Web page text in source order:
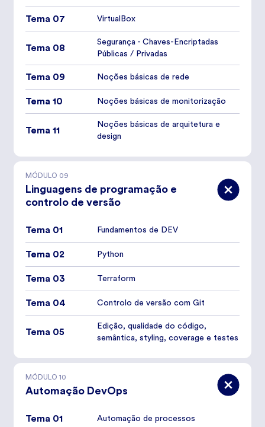
Tema 07 VirtualBox
Tema 08
Segurança - Chaves-Encriptadas
Públicas / Privadas
Tema 09 Noções básicas de rede
Tema 10 Noções básicas de monitorização
Tema 11
Noções básicas de arquitetura e
design
MÓDULO 09
Linguagens de programação e
controlo de versão
Tema 01 Fundamentos de DEV
Tema 02 Python
Tema 03 Terraform
Tema 04 Controlo de versão com Git
Tema 05
Edição, qualidade do código,
semântica, styling, coverage e testes
MÓDULO 10
Automação DevOps
Tema 01 Automação de processos